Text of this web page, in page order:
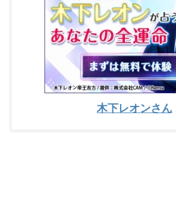
木下レオンさん